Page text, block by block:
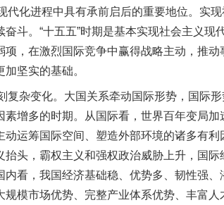
化进程中具有承前启后的重要地位。实
斗。“十五五”时期是基本实现社会主义现
，在激烈国际竞争中赢得战略主动，推
坚实的基础。
杂变化。大国关系牵动国际形势，国际
增多的时期。从国际看，世界百年变局
运筹国际空间、塑造外部环境的诸多有
头，霸权主义和强权政治威胁上升，国
看，我国经济基础稳、优势多、韧性强
模市场优势、完整产业体系优势、丰富